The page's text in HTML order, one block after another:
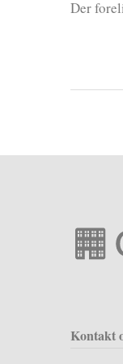
Der
Kontakt